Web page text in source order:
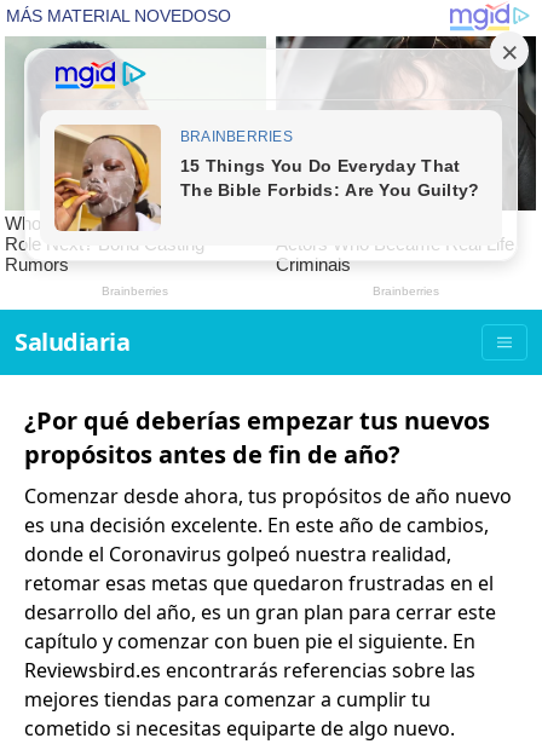
Saludiaria
¿Por qué deberías empezar tus nuevos
propósitos antes de fin de año?
Comenzar desde ahora, tus propósitos de año nuevo
es una decisión excelente. En este año de cambios,
donde el Coronavirus golpeó nuestra realidad,
retomar esas metas que quedaron frustradas en el
desarrollo del año, es un gran plan para cerrar este
capítulo y comenzar con buen pie el siguiente. En
Reviewsbird.es encontrarás referencias sobre las
mejores tiendas para comenzar a cumplir tu
cometido si necesitas equiparte de algo nuevo.